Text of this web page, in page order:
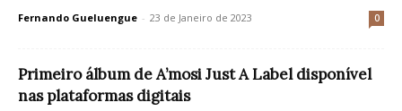
Fernando Gueluengue - 23 de Janeiro de 2023 0
Primeiro álbum de A’mosi Just A Label disponível
nas plataformas digitais